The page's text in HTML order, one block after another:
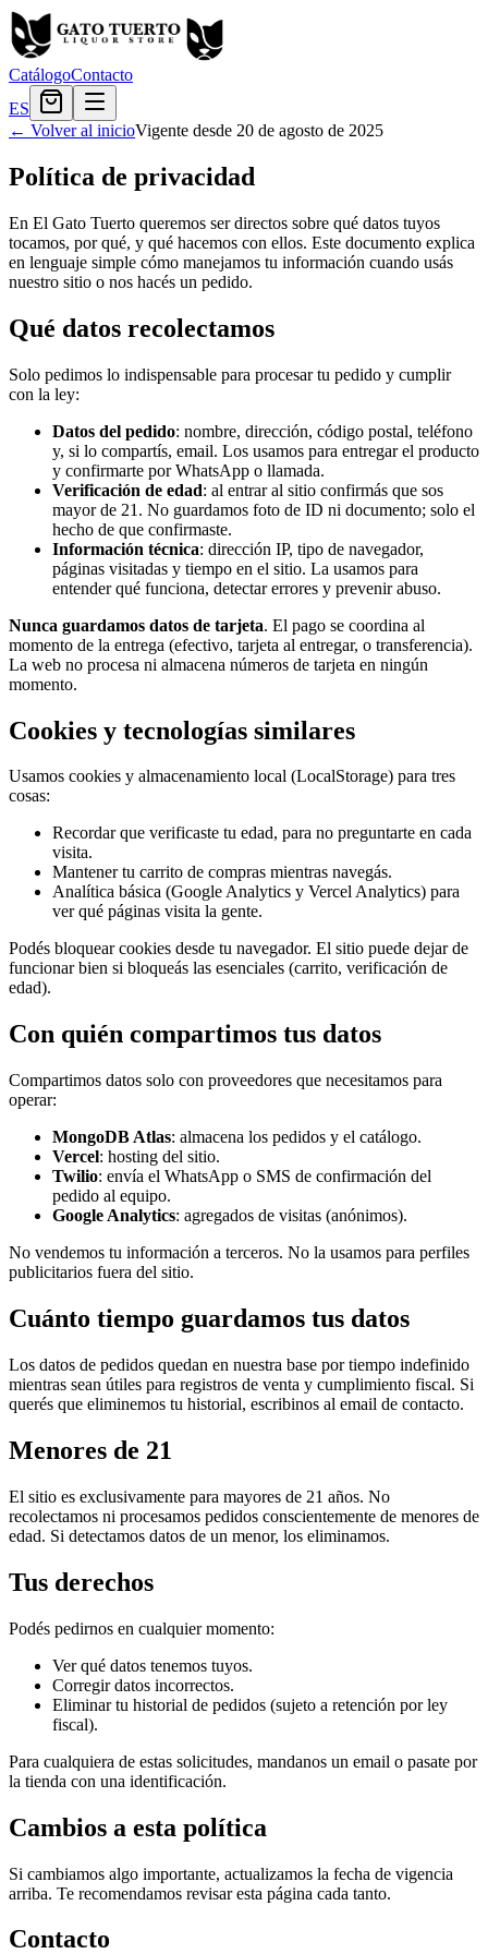
CatálogoContacto
ES
← Volver al inicioVigente desde 20 de agosto de 2025
Política de privacidad
En El Gato Tuerto queremos ser directos sobre qué datos tuyos
tocamos, por qué, y qué hacemos con ellos. Este documento explica
en lenguaje simple cómo manejamos tu información cuando usás
nuestro sitio o nos hacés un pedido.
Qué datos recolectamos
Solo pedimos lo indispensable para procesar tu pedido y cumplir
con la ley:
Datos del pedido: nombre, dirección, código postal, teléfono
y, si lo compartís, email. Los usamos para entregar el producto
y confirmarte por WhatsApp o llamada.
Verificación de edad: al entrar al sitio confirmás que sos
mayor de 21. No guardamos foto de ID ni documento; solo el
hecho de que confirmaste.
Información técnica: dirección IP, tipo de navegador,
páginas visitadas y tiempo en el sitio. La usamos para
entender qué funciona, detectar errores y prevenir abuso.
Nunca guardamos datos de tarjeta. El pago se coordina al
momento de la entrega (efectivo, tarjeta al entregar, o transferencia).
La web no procesa ni almacena números de tarjeta en ningún
momento.
Cookies y tecnologías similares
Usamos cookies y almacenamiento local (LocalStorage) para tres
cosas:
Recordar que verificaste tu edad, para no preguntarte en cada
visita.
Mantener tu carrito de compras mientras navegás.
Analítica básica (Google Analytics y Vercel Analytics) para
ver qué páginas visita la gente.
Podés bloquear cookies desde tu navegador. El sitio puede dejar de
funcionar bien si bloqueás las esenciales (carrito, verificación de
edad).
Con quién compartimos tus datos
Compartimos datos solo con proveedores que necesitamos para
operar:
MongoDB Atlas: almacena los pedidos y el catálogo.
Vercel: hosting del sitio.
Twilio: envía el WhatsApp o SMS de confirmación del
pedido al equipo.
Google Analytics: agregados de visitas (anónimos).
No vendemos tu información a terceros. No la usamos para perfiles
publicitarios fuera del sitio.
Cuánto tiempo guardamos tus datos
Los datos de pedidos quedan en nuestra base por tiempo indefinido
mientras sean útiles para registros de venta y cumplimiento fiscal. Si
querés que eliminemos tu historial, escribinos al email de contacto.
Menores de 21
El sitio es exclusivamente para mayores de 21 años. No
recolectamos ni procesamos pedidos conscientemente de menores de
edad. Si detectamos datos de un menor, los eliminamos.
Tus derechos
Podés pedirnos en cualquier momento:
Ver qué datos tenemos tuyos.
Corregir datos incorrectos.
Eliminar tu historial de pedidos (sujeto a retención por ley
fiscal).
Para cualquiera de estas solicitudes, mandanos un email o pasate por
la tienda con una identificación.
Cambios a esta política
Si cambiamos algo importante, actualizamos la fecha de vigencia
arriba. Te recomendamos revisar esta página cada tanto.
Contacto